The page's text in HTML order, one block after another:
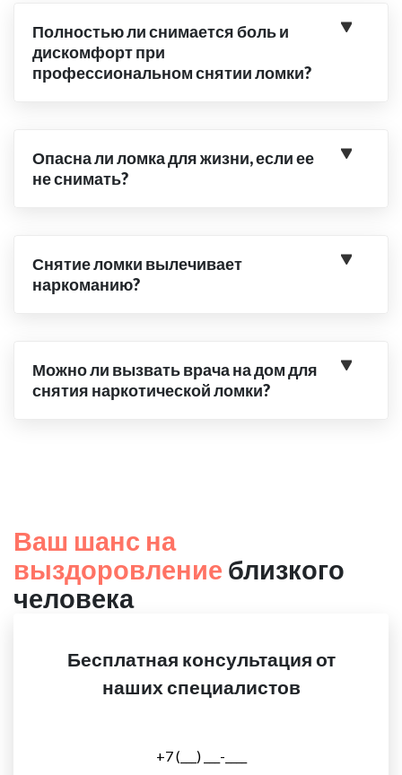
Полностью ли снимается боль и
дискомфорт при
профессиональном снятии ломки?
Опасна ли ломка для жизни, если ее
не снимать?
Снятие ломки вылечивает
наркоманию?
Можно ли вызвать врача на дом для
снятия наркотической ломки?
Ваш шанс на
выздоровление близкого
человека
Бесплатная консультация от
наших специалистов